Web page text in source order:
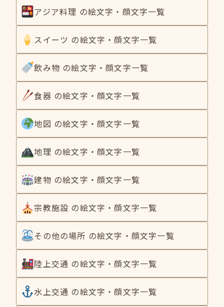
アジア料理 の絵文字・顔文字一覧
スイーツ の絵文字・顔文字一覧
飲み物 の絵文字・顔文字一覧
食器 の絵文字・顔文字一覧
地図 の絵文字・顔文字一覧
地理 の絵文字・顔文字一覧
建物 の絵文字・顔文字一覧
宗教施設 の絵文字・顔文字一覧
その他の場所 の絵文字・顔文字一覧
陸上交通 の絵文字・顔文字一覧
水上交通 の絵文字・顔文字一覧